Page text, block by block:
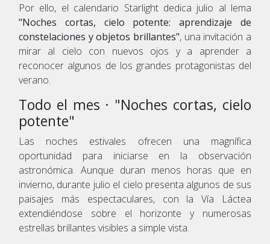
Por ello, el calendario Starlight dedica julio al lema
"Noches cortas, cielo potente: aprendizaje de
constelaciones y objetos brillantes", una invitación a
mirar al cielo con nuevos ojos y a aprender a
reconocer algunos de los grandes protagonistas del
verano.
Todo el mes · "Noches cortas, cielo
potente"
Las noches estivales ofrecen una magnífica
oportunidad para iniciarse en la observación
astronómica. Aunque duran menos horas que en
invierno, durante julio el cielo presenta algunos de sus
paisajes más espectaculares, con la Vía Láctea
extendiéndose sobre el horizonte y numerosas
estrellas brillantes visibles a simple vista.